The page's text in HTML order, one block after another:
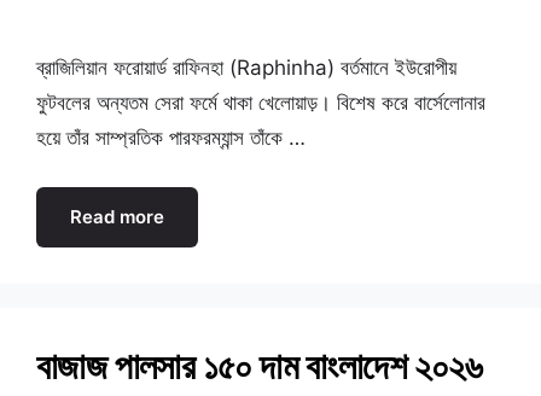
ব্রাজিলিয়ান ফরোয়ার্ড রাফিনহা (Raphinha) বর্তমানে ইউরোপীয়
ফুটবলের অন্যতম সেরা ফর্মে থাকা খেলোয়াড়। বিশেষ করে বার্সেলোনার
হয়ে তাঁর সাম্প্রতিক পারফরম্যান্স তাঁকে …
Read more
বাজাজ পালসার ১৫০ দাম বাংলাদেশ ২০২৬